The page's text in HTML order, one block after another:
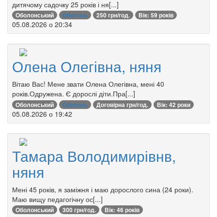
дитячому садочку 25 років і ня[...]
Оболонський Оболонь 250 грн/год. Вік: 59 років
05.08.2026 о 20:34
Олена Олегівна, няня
Вітаю Вас! Мене звати Олена Олегівна, мені 40
років.Одружена. Є дорослі діти.Пра[...]
Оболонський Оболонь Договірна грн/год. Вік: 42 роки
05.08.2026 о 19:42
Тамара Володимирівнв,
няня
Мені 45 років, я заміжня і маю дорослого сина (24 роки).
Маю вищу педагогічну ос[...]
Оболонський 300 грн/год. Вік: 46 років